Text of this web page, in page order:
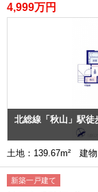
4,999万円
北総線「秋山」駅徒
土地：139.67m² 建
新築一戸建て